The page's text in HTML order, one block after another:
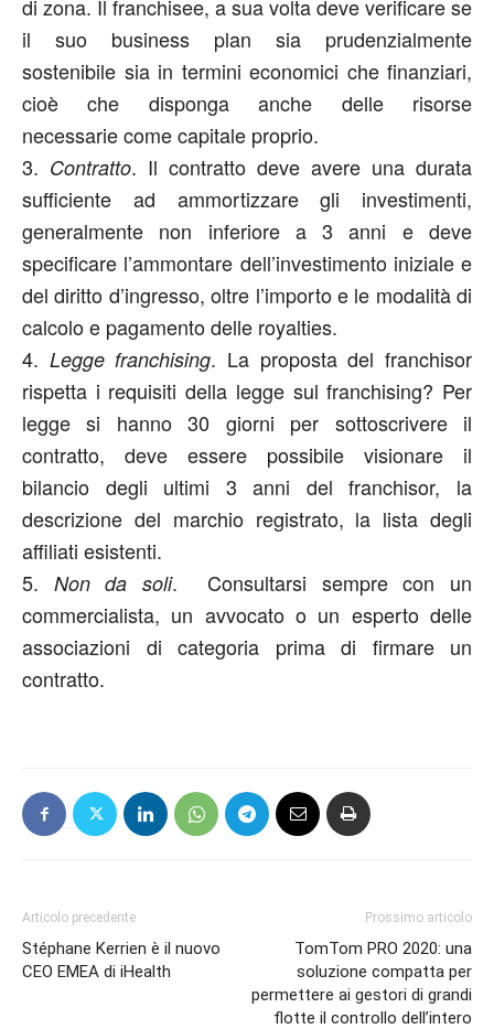
di zona. Il franchisee, a sua volta deve verificare se
il suo business plan sia prudenzialmente
sostenibile sia in termini economici che finanziari,
cioè che disponga anche delle risorse
necessarie come capitale proprio.
3. Contratto. Il contratto deve avere una durata
sufficiente ad ammortizzare gli investimenti,
generalmente non inferiore a 3 anni e deve
specificare l’ammontare dell’investimento iniziale e
del diritto d’ingresso, oltre l’importo e le modalità di
calcolo e pagamento delle royalties.
4. Legge franchising. La proposta del franchisor
rispetta i requisiti della legge sul franchising? Per
legge si hanno 30 giorni per sottoscrivere il
contratto, deve essere possibile visionare il
bilancio degli ultimi 3 anni del franchisor, la
descrizione del marchio registrato, la lista degli
affiliati esistenti.
5. Non da soli. Consultarsi sempre con un
commercialista, un avvocato o un esperto delle
associazioni di categoria prima di firmare un
contratto.
Articolo precedente
Stéphane Kerrien è il nuovo
CEO EMEA di iHealth
Prossimo articolo
TomTom PRO 2020: una
soluzione compatta per
permettere ai gestori di grandi
flotte il controllo dell’intero